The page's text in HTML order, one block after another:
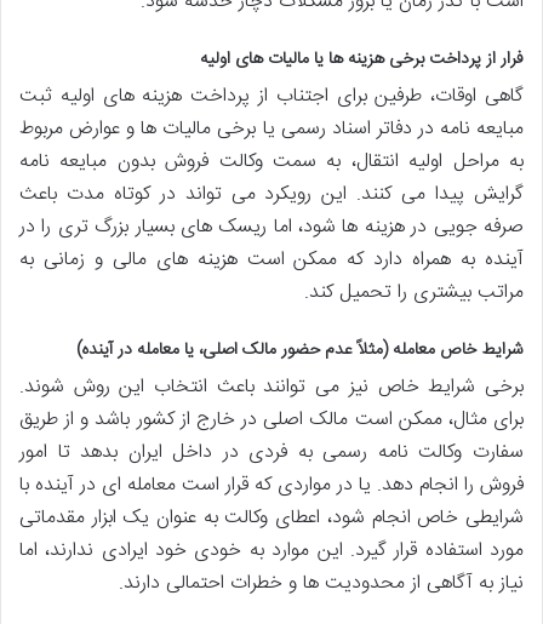
فرار از پرداخت برخی هزینه ها یا مالیات های اولیه
گاهی اوقات، طرفین برای اجتناب از پرداخت هزینه های اولیه ثبت
مبایعه نامه در دفاتر اسناد رسمی یا برخی مالیات ها و عوارض مربوط
به مراحل اولیه انتقال، به سمت وکالت فروش بدون مبایعه نامه
گرایش پیدا می کنند. این رویکرد می تواند در کوتاه مدت باعث
صرفه جویی در هزینه ها شود، اما ریسک های بسیار بزرگ تری را در
آینده به همراه دارد که ممکن است هزینه های مالی و زمانی به
مراتب بیشتری را تحمیل کند.
شرایط خاص معامله (مثلاً عدم حضور مالک اصلی، یا معامله در آینده)
برخی شرایط خاص نیز می توانند باعث انتخاب این روش شوند.
برای مثال، ممکن است مالک اصلی در خارج از کشور باشد و از طریق
سفارت وکالت نامه رسمی به فردی در داخل ایران بدهد تا امور
فروش را انجام دهد. یا در مواردی که قرار است معامله ای در آینده با
شرایطی خاص انجام شود، اعطای وکالت به عنوان یک ابزار مقدماتی
مورد استفاده قرار گیرد. این موارد به خودی خود ایرادی ندارند، اما
نیاز به آگاهی از محدودیت ها و خطرات احتمالی دارند.